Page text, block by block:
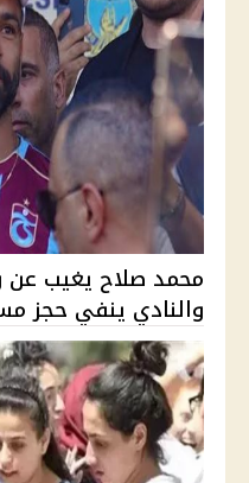
محمد صلاح يغيب عن
والنادي ينفي حجز